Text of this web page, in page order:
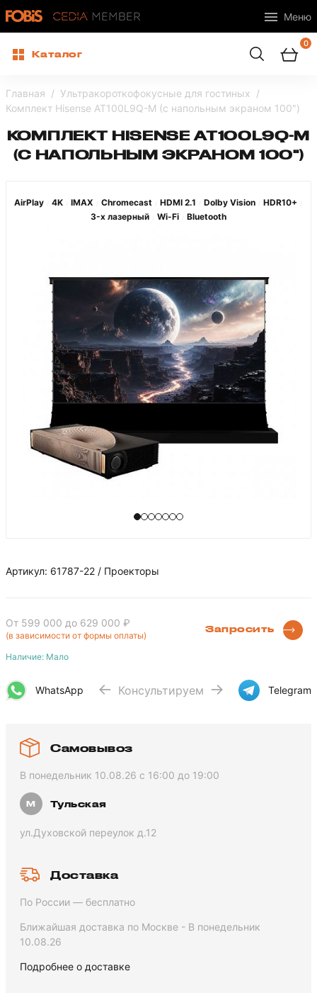
Меню
Каталог
0
Главная
Ультракороткофокусные для гостиных
Комплект Hisense AT100L9Q-M (с напольным экраном 100")
КОМПЛЕКТ HISENSE AT100L9Q-M
(С НАПОЛЬНЫМ ЭКРАНОМ 100")
AirPlay 4K IMAX Chromecast HDMI 2.1 Dolby Vision HDR10+
3-х лазерный Wi-Fi Bluetooth
Артикул: 61787-22 / Проекторы
От 599 000 до 629 000 ₽
(в зависимости от формы оплаты)
Наличие: Мало
Запросить
WhatsApp Консультируем Telegram
Самовывоз
В понедельник 10.08.26 с 16:00 до 19:00
Тульская
ул.Духовской переулок д.12
Доставка
По России — бесплатно
Ближайшая доставка по Москве - В понедельник
10.08.26
Подробнее о доставке